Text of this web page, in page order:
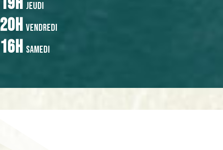
jeudi
20h vendredi
16h samedi